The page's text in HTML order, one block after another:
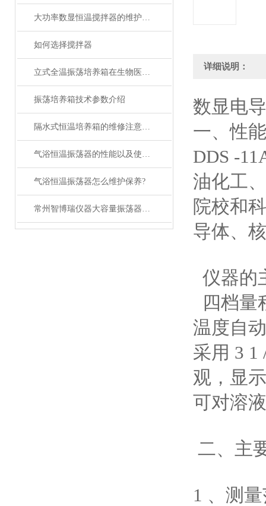
大功率数显恒温搅拌器的维护与保养技巧
如何选择搅拌器
立式全温振荡培养箱在生物医学研究中的作用
振荡培养箱技术参数介绍
隔水式恒温培养箱的维修注意事项分享
气浴恒温振荡器的性能以及使用的方法简述
气浴恒温振荡器怎么维护保养?
常州智博瑞仪器大容量振荡器简介操作及注意事项
详细说明：
数显电
一、性
DDS -
油化工
院校和
导体、
仪器的
四档量
温度自
采用 3 1
观，显
可对溶
二、主
1 、测